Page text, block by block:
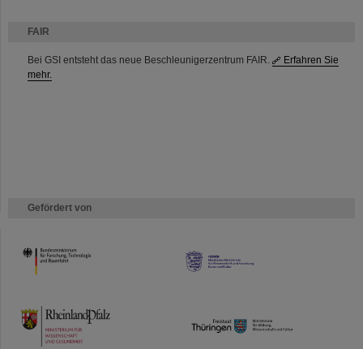
FAIR
Bei GSI entsteht das neue Beschleunigerzentrum FAIR.
Erfahren Sie
mehr.
Gefördert von
HMWK
TMWWDG